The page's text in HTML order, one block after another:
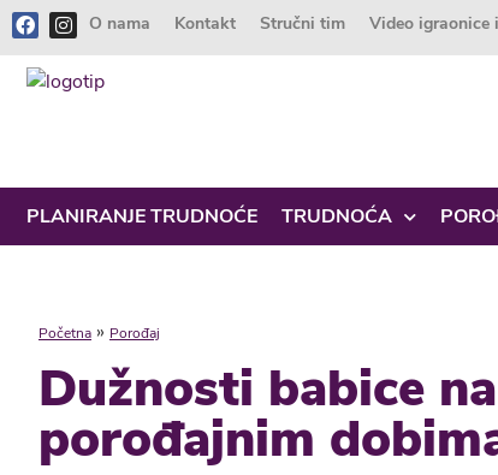
O nama Kontakt Stručni tim Video igraonice
PLANIRANJE TRUDNOĆE TRUDNOĆA
Početna » Porođaj
Dužnosti babice
porođajnim